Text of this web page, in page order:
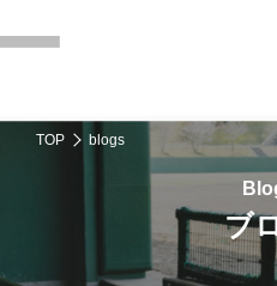
TOP blogs
ブ